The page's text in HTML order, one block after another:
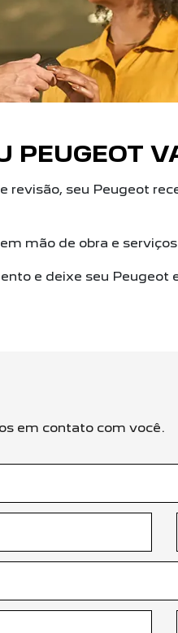
PEUGEOT
revisão, seu Peugeot
mão de obra e
e deixe seu Peugeot
em contato com você.